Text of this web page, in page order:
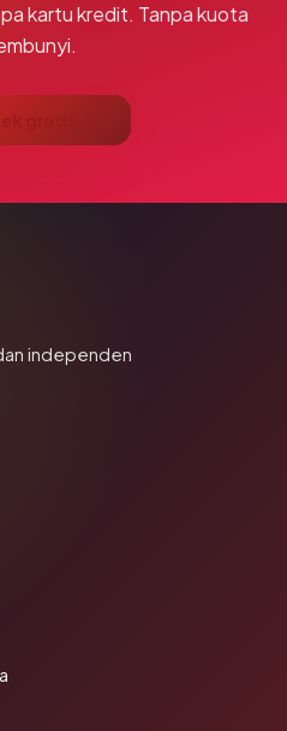
kartu kredit. Tanpa kuota
gratis →
independen